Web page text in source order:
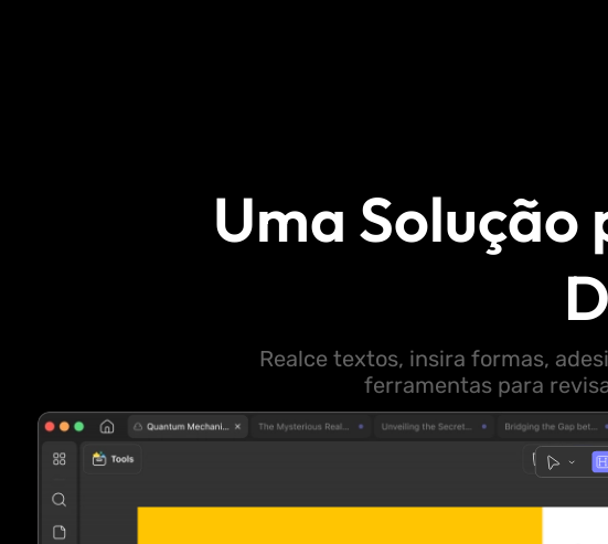
Uma Solução
Realce textos, insira formas,
ferramentas para